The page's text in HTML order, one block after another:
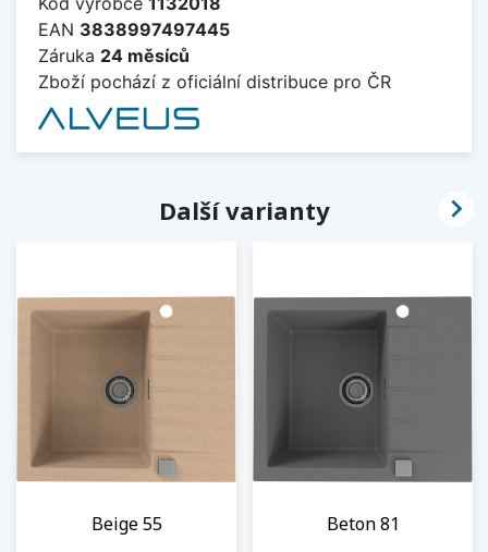
EAN 3838997497445
Záruka 24 měsíců
Zboží pochází z oficiální distribuce pro ČR
Další varianty
Beige 55 Beton 81
